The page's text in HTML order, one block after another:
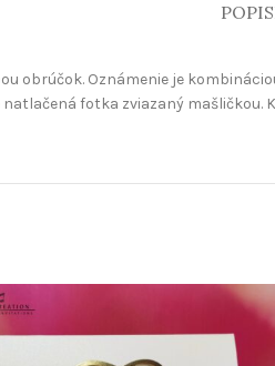
POPIS
obrúčok. Oznámenie je
fotka zviazaný